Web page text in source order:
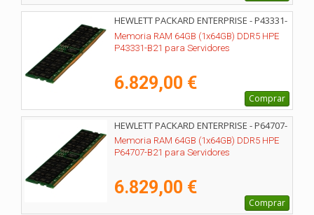
HEWLETT PACKARD ENTERPRISE - P43331-
B21
Memoria RAM 64GB (1x64GB) DDR5 HPE
P43331-B21 para Servidores
6.829,00 €
Comprar
HEWLETT PACKARD ENTERPRISE - P64707-
B21
Memoria RAM 64GB (1x64GB) DDR5 HPE
P64707-B21 para Servidores
6.829,00 €
Comprar